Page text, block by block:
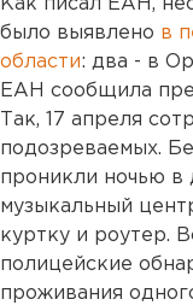
Как писал ЕАН,
было выявлено в
области: два - в
ЕАН сообщила
Так, 17 апреля
подозреваемых.
проникли ночью в
музыкальный
куртку и роутер.
полицейские
проживания